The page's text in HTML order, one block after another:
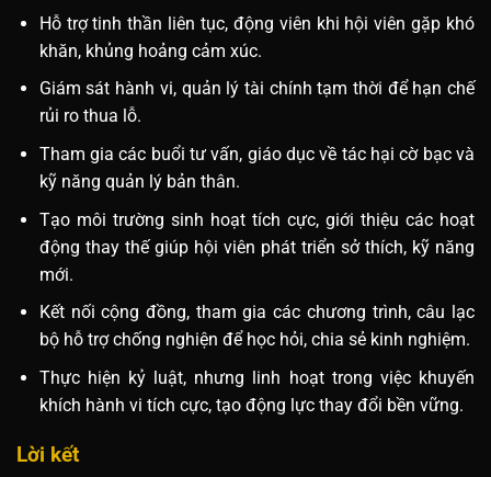
Hỗ trợ tinh thần liên tục, động viên khi hội viên gặp khó
khăn, khủng hoảng cảm xúc.
Giám sát hành vi, quản lý tài chính tạm thời để hạn chế
rủi ro thua lỗ.
Tham gia các buổi tư vấn, giáo dục về tác hại cờ bạc và
kỹ năng quản lý bản thân.
Tạo môi trường sinh hoạt tích cực, giới thiệu các hoạt
động thay thế giúp hội viên phát triển sở thích, kỹ năng
mới.
Kết nối cộng đồng, tham gia các chương trình, câu lạc
bộ hỗ trợ chống nghiện để học hỏi, chia sẻ kinh nghiệm.
Thực hiện kỷ luật, nhưng linh hoạt trong việc khuyến
khích hành vi tích cực, tạo động lực thay đổi bền vững.
Lời kết